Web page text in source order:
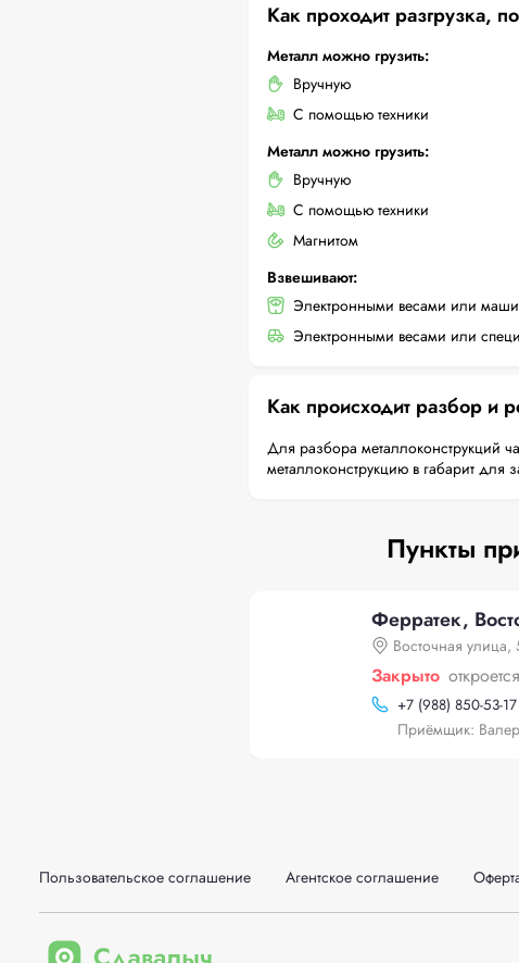
Как проходит разгрузка,
Металл можно грузить:
Вручную
С помощью техники
Металл можно грузить:
Вручную
С помощью техники
Магнитом
Взвешивают:
Электронными весами или
Электронными весами или
Как происходит разбор и
Для разбора металлоконструкций
металлоконструкцию в габарит
Пункты
Ферратек,
Восточная улица,
Закрыто
+7 (988) 850-53-17
Приёмщик:
Пользовательское соглашение Агентское соглашение